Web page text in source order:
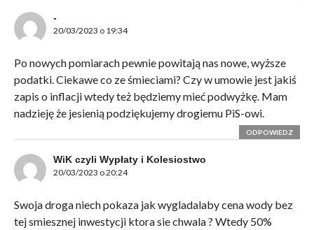
-
20/03/2023 o 19:34
Po nowych pomiarach pewnie powitają nas nowe, wyższe
podatki. Ciekawe co ze śmieciami? Czy w umowie jest jakiś
zapis o inflacji wtedy też będziemy mieć podwyżkę. Mam
nadzieję że jesienią podziękujemy drogiemu PiS-owi.
ODPOWIEDZ
WiK czyli Wypłaty i Kolesiostwo
20/03/2023 o 20:24
Swoja droga niech pokaza jak wygladalaby cena wody bez
tej smiesznej inwestycji ktora sie chwala ? Wtedy 50%